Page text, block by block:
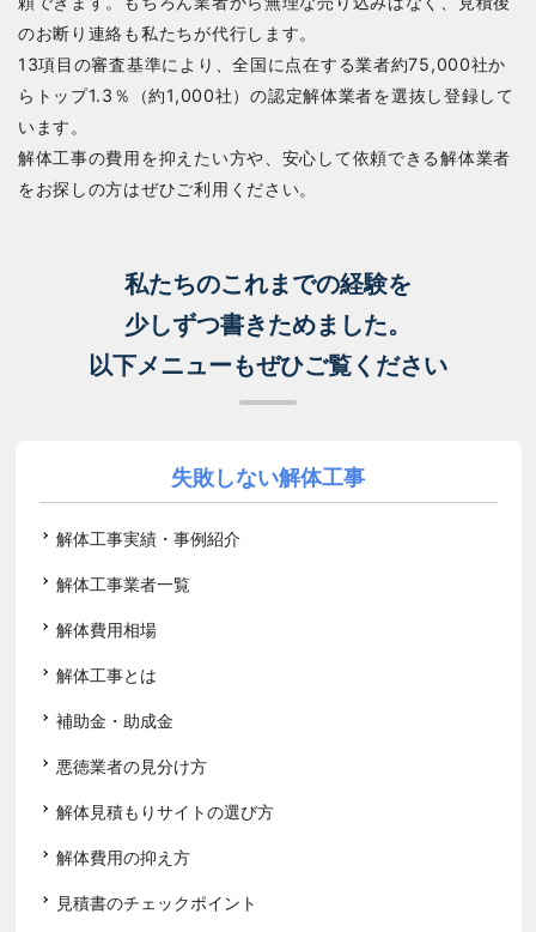
のお断り連絡も私たちが代行します。
13項目の審査基準により、全国に点在する業者約75,000社か
らトップ1.3％（約1,000社）の認定解体業者を選抜し登録して
います。
解体工事の費用を抑えたい方や、安心して依頼できる解体業者
をお探しの方はぜひご利用ください。
私たちのこれまでの経験を
少しずつ書きためました。
以下メニューもぜひご覧ください
失敗しない解体工事
解体工事実績・事例紹介
解体工事業者一覧
解体費用相場
解体工事とは
補助金・助成金
悪徳業者の見分け方
解体見積もりサイトの選び方
解体費用の抑え方
見積書のチェックポイント